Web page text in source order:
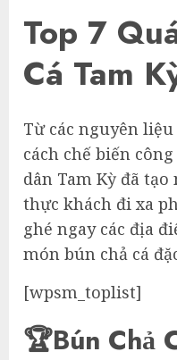
Top 7
Cá Tam
Từ các nguyên
cách chế biến
dân Tam Kỳ đã
thực khách đi xa
ghé ngay các địa
món bún chả cá
[wpsm_toplist]
🏆Bún Chả